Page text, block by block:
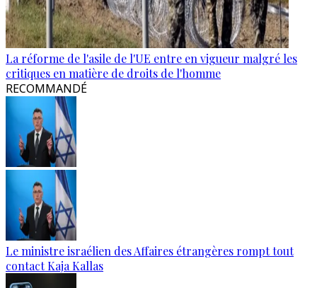
La réforme de l'asile de l'UE entre en vigueur malgré les
critiques en matière de droits de l'homme
RECOMMANDÉ
Le ministre israélien des Affaires étrangères rompt tout
contact Kaja Kallas